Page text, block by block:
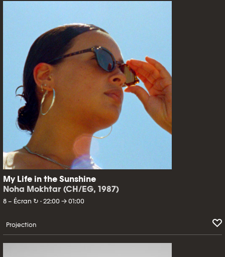
My Life in the Sunshine
Noha Mokhtar (CH/EG, 1987)
8 – Écran ↻ · 22:00 → 01:00
Projection